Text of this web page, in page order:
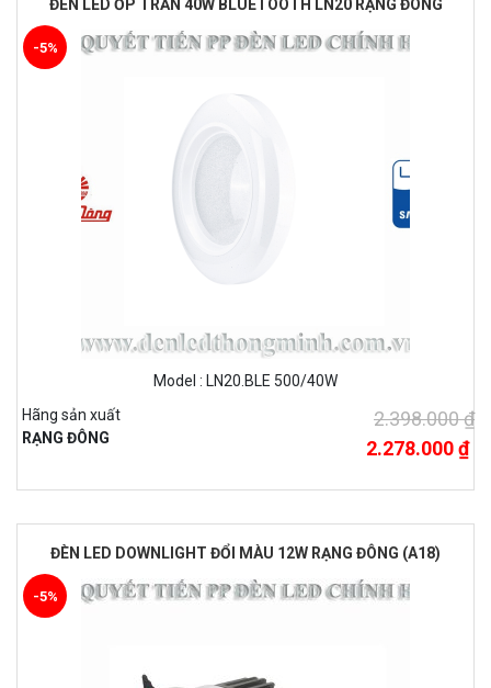
ĐÈN LED ỐP TRẦN 40W BLUETOOTH LN20 RẠNG ĐÔNG
Model : LN20.BLE 500/40W
Hãng sản xuất
RẠNG ĐÔNG
2.398.000 ₫
2.278.000 ₫
-5%
ĐÈN LED DOWNLIGHT ĐỔI MÀU 12W RẠNG ĐÔNG (A18)
-5%